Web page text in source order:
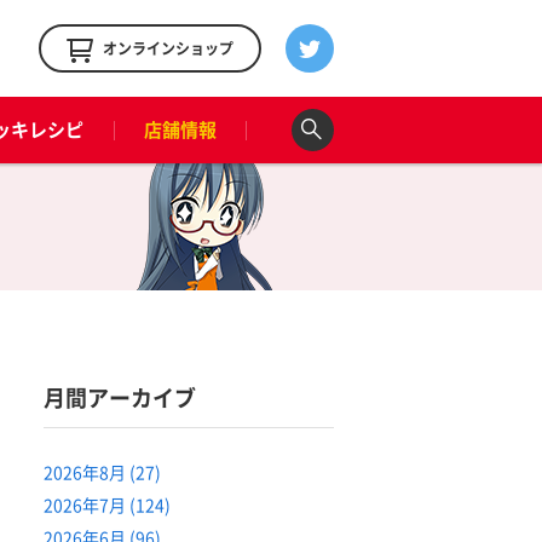
オンラインショップ
キレシピ 店舗情報
月間アーカイブ
2026年8月 (27)
2026年7月 (124)
2026年6月 (96)